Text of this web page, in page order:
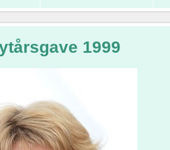
1999